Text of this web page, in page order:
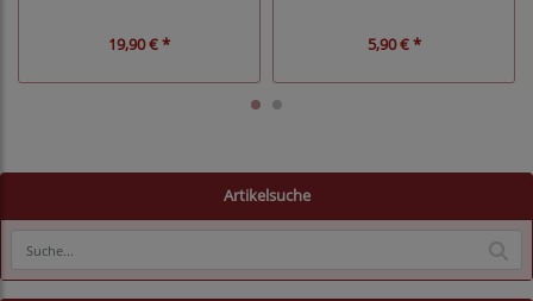
19,90 € * 5,90 € *
Artikelsuche